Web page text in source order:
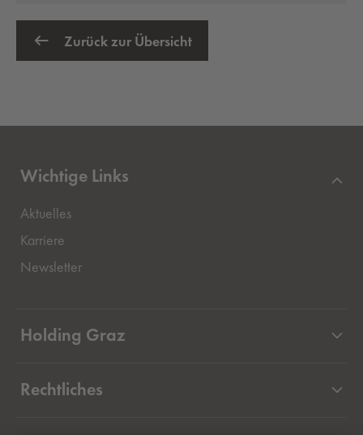
Zurück zur Übersicht
Wichtige Links
Aktuelles
Karriere
Newsletter
Holding Graz
Beteiligungen
Rechtliches